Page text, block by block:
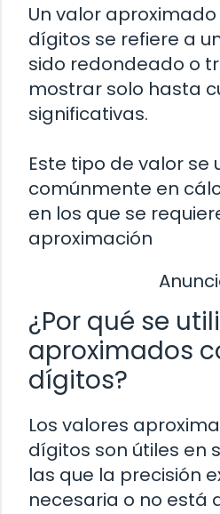
Un valor
dígitos se refiere a
sido redondeado o
mostrar solo hasta
significativas.
Este tipo de valor se
comúnmente en
en los que se
aproximación
¿Por qué se
aproximados
dígitos?
Los valores
dígitos son útiles en
las que la precisión
necesaria o no está